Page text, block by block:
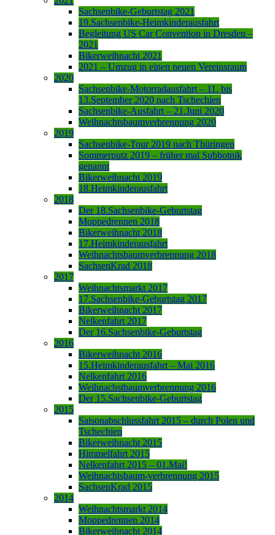
Sachsenbike-Geburtstag 2021
19.Sachsenbike-Heimkinderausfahrt
Begleitung US Car Convention in Dresden –
2021
Bikerweihnacht 2021
2021 – Umzug in einen neuen Vereinsraum
2020
Sachsenbike-Motorradausfahrt – 11. bis
13.September 2020 nach Tschechien
Sachsenbike-Ausfahrt – 21.Juni 2020
Weihnachtsbaumverbrennung 2020
2019
Sachsenbike-Tour 2019 nach Thüringen
Sommerputz 2019 – früher mal Subbotnik
genannt
Bikerweihnacht 2019
18.Heimkinderausfahrt
2018
Der 18.Sachsenbike-Geburtstag
Moppedrennen 2018
Bikerweihnacht 2018
17.Heimkinderausfahrt
Weihnachtsbaumverbrennung 2018
SachsenKrad 2018
2017
Weihnachtsmarkt 2017
17.Sachsenbike-Geburtstag 2017
Bikerweihnacht 2017
Nelkenfahrt 2017
Der 16.Sachsenbike-Geburtstag
2016
Bikerweihnacht 2016
15.Heimkinderausfahrt – Mai 2016
Nelkenfahrt 2016
Weihnachstbaumverbrennung 2016
Der 15.Sachsenbike-Geburtstag
2015
Saisonabschlussfahrt 2015 – durch Polen und
Tschechien
Bikerweihnacht 2015
Himmelfahrt 2015
Nelkenfahrt 2015 – 01.Mai!
Weihnachtsbaum-verbrennung 2015
SachsenKrad 2015
2014
Weihnachtsmarkt 2014
Moppedrennen 2014
Bikerweihnacht 2014